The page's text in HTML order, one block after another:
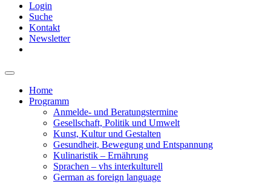
Login
Suche
Kontakt
Newsletter
Home
Programm
Anmelde- und Beratungstermine
Gesellschaft, Politik und Umwelt
Kunst, Kultur und Gestalten
Gesundheit, Bewegung und Entspannung
Kulinaristik – Ernährung
Sprachen – vhs interkulturell
German as foreign language